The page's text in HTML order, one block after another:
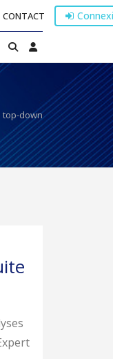
CONTACT
top-down